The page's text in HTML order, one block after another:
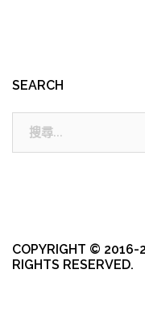
SEARCH
COPYRIGHT © 2016-
RIGHTS RESERVED.